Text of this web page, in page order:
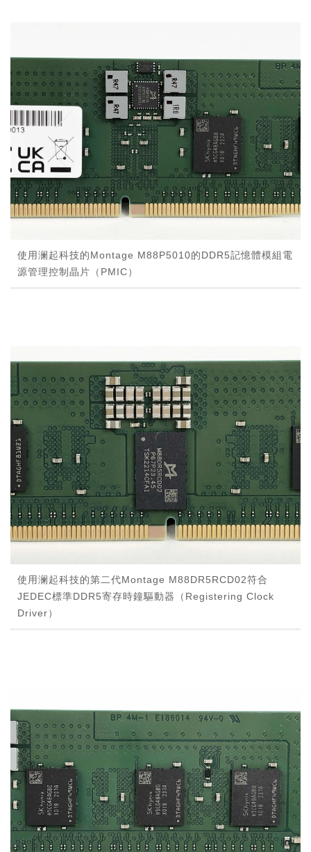
使用澜起科技的Montage M88P5010的DDR5記憶體模組電
源管理控制晶片（PMIC）
使用澜起科技的第二代Montage M88DR5RCD02符合
JEDEC標準DDR5寄存時鐘驅動器（Registering Clock
Driver）